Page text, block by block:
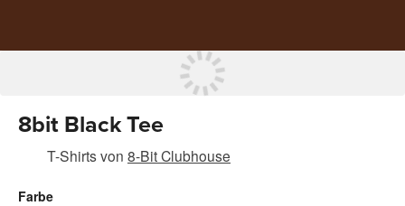
8bit Black Tee
T-Shirtsvon 8-Bit Clubhouse
Farbe